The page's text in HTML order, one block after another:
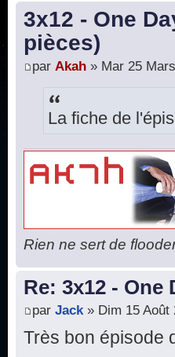
3x12 - One
pièces)
par Akah » Mar 25
La fiche de
Rien ne sert de
Re: 3x12 - One
par Jack» Dim 15 Août
Très bon épisode